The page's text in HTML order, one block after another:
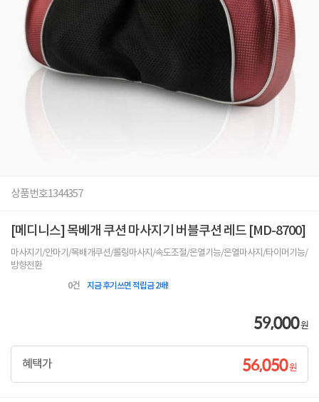
상품번호1344357
[메디니스] 목베개 쿠션 마사지기 버블쿠션 레드 [MD-8700]
마사지기/안마기/목배개쿠션/롤링마사지/속도조절/온열기능/온열마사지/타이머기능/
방향전환
0건 지금 후기쓰면 적립금 2배!
59,000원
혜택가 56,050원